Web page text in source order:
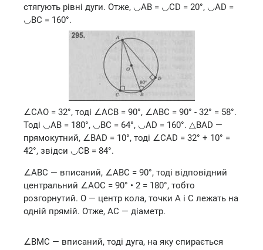
стягують рівні дуги. Отже, ◡AB = ◡CD = 20°, ◡AD =
◡BC = 160°.
∠САО = 32°, тоді ∠ACB = 90°, ∠ABC = 90° - 32° = 58°.
Тоді ◡AB = 180°, ◡BC = 64°, ◡AD = 160°. △BAD —
прямокутний, ∠BAD = 10°, тоді ∠CAD = 32° + 10° =
42°, звідси ◡CB = 84°.
∠ABC — вписаний, ∠ABC = 90°, тоді відповідний
центральний ∠AOC = 90° • 2 = 180°, тобто
розгорнутий. О — центр кола, точки А і С лежать на
одній прямій. Отже, AC — діаметр.
∠ВМС — вписаний, тоді дуга, на яку спирається